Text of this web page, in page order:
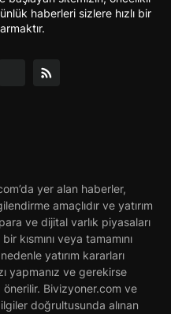
haberleri sizlere hızlı bir
yer alan haberler,
amaçlıdır ve yatırım
ve dijital varlık piyasaları
kısmını veya tamamını
yatırım kararları
yapmanız ve gerekirse
önerilir. Bivizyoner.com ve
doğrultusunda alınan